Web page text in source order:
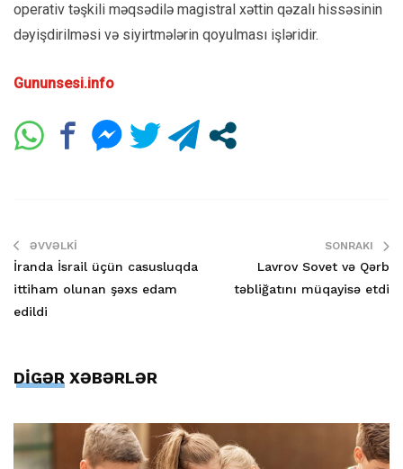
operativ təşkili məqsədilə magistral xəttin qəzalı hissəsinin
dəyişdirilməsi və siyirtmələrin qoyulması işləridir.
Gununsesi.info
ƏVVƏLKI
İranda İsrail üçün casusluqda
ittiham olunan şəxs edam
edildi
SONRAKI
Lavrov Sovet və Qərb
təbliğatını müqayisə etdi
DİGƏR XƏBƏRLƏR